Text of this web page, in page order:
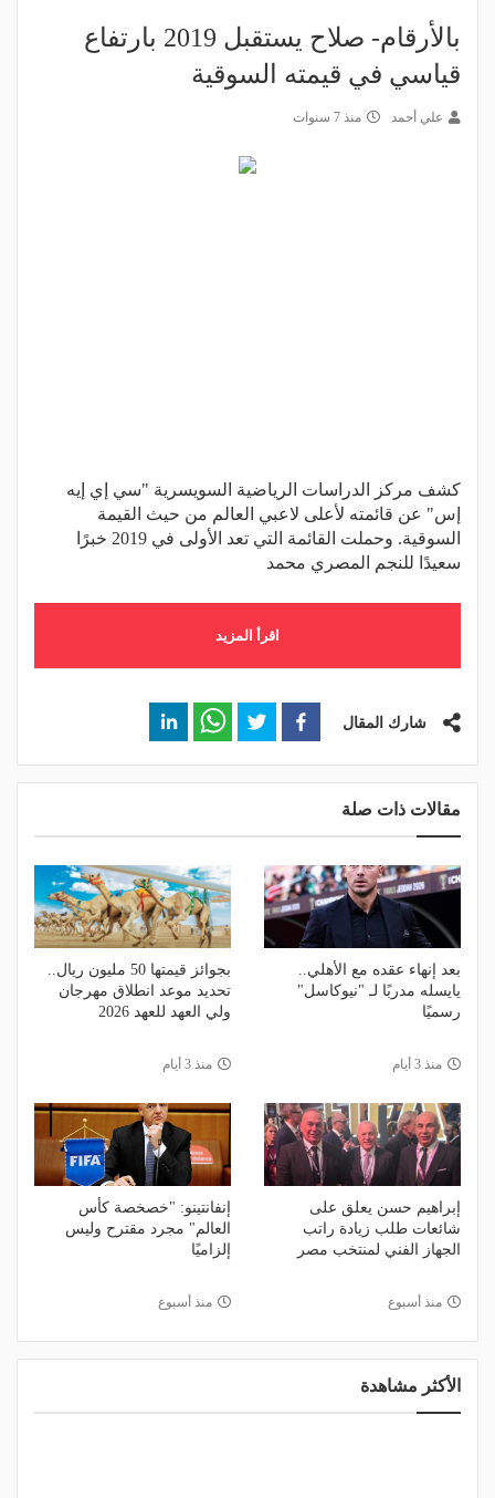
بالأرقام- صلاح يستقبل 2019 بارتفاع
قياسي في قيمته السوقية
علي أحمد منذ 7 سنوات
كشف مركز الدراسات الرياضية السويسرية "سي إي إيه
إس" عن قائمته لأعلى لاعبي العالم من حيث القيمة
السوقية. وحملت القائمة التي تعد الأولى في 2019 خبرًا
سعيدًا للنجم المصري محمد
اقرأ المزيد
شارك المقال
مقالات ذات صلة
بعد إنهاء عقده مع الأهلي..
يايسله مدربًا لـ "نيوكاسل"
رسميًا
منذ 3 أيام
بجوائز قيمتها 50 مليون ريال..
تحديد موعد انطلاق مهرجان
ولي العهد للعهد 2026
منذ 3 أيام
إبراهيم حسن يعلق على
شائعات طلب زيادة راتب
الجهاز الفني لمنتخب مصر
منذ أسبوع
إنفانتينو: "خصخصة كأس
العالم" مجرد مقترح وليس
إلزاميًا
منذ أسبوع
الأكثر مشاهدة